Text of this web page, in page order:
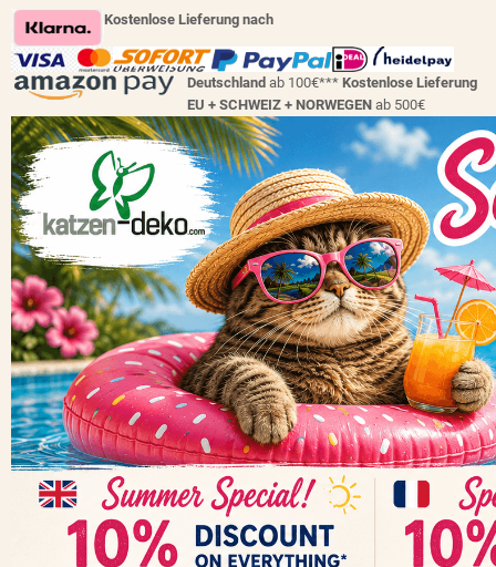
Kostenlose Lieferung nach
Deutschland ab 100€*** Kostenlose Lieferung
EU + SCHWEIZ + NORWEGEN ab 500€